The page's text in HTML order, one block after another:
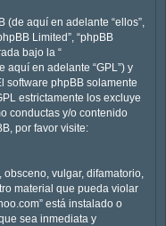
(de aquí en adelante “ellos”,
Limited”, “phpBB
bajo la “
aquí en adelante “GPL”) y
software phpBB solamente
estrictamente los excluye
conductas y/o contenido
por favor visite:
vulgar, difamatorio,
material que pueda violar
está instalado o
sea inmediata y